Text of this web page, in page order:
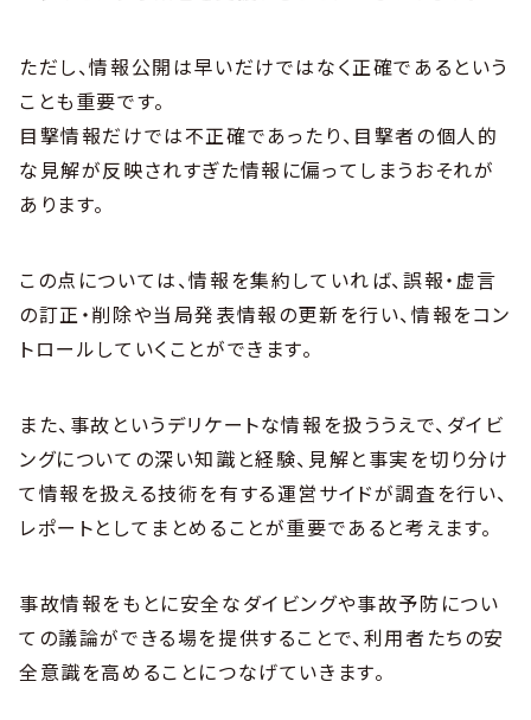
ただし、情報公開は早いだけではなく正確であるという
ことも重要です。
目撃情報だけでは不正確であったり、目撃者の個人的
な見解が反映されすぎた情報に偏ってしまうおそれが
あります。
この点については、情報を集約していれば、誤報・虚言
の訂正・削除や当局発表情報の更新を行い、情報をコン
トロールしていくことができます。
また、事故というデリケートな情報を扱ううえで、ダイビ
ングについての深い知識と経験、見解と事実を切り分け
て情報を扱える技術を有する運営サイドが調査を行い、
レポートとしてまとめることが重要であると考えます。
事故情報をもとに安全なダイビングや事故予防につい
ての議論ができる場を提供することで、利用者たちの安
全意識を高めることにつなげていきます。